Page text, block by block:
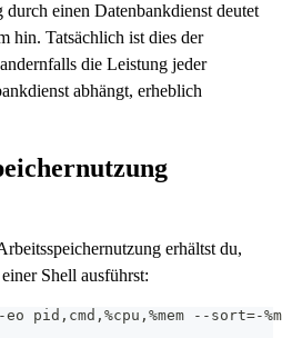
durch einen Datenbankdienst deutet
hin. Tatsächlich ist dies der
die Leistung jeder
abhängt, erheblich
erhältst du,
Shell ausführst:
pid,cmd,%cpu,%mem --sort=-